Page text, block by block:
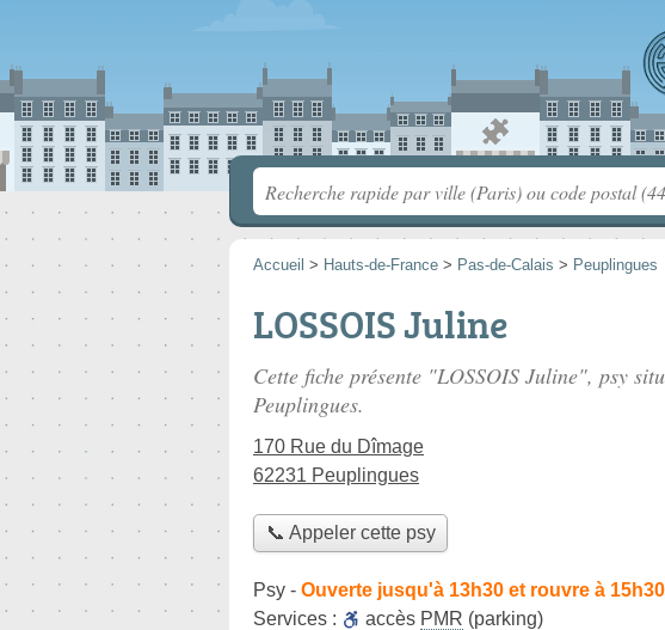
Accueil > Hauts-de-France > Pas-de-Calais > Peuplingues
LOSSOIS Juline
Cette fiche présente "LOSSOIS Juline", psy
Peuplingues.
170 Rue du Dîmage
62231 Peuplingues
📞 Appeler cette psy
Psy - Ouverte jusqu'à 13h30 et rouvre à 15h30
Services :
accès PMR (parking)